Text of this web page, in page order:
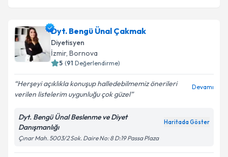
Dyt. Bengü Ünal Çakmak
Diyetisyen
İzmir, Bornova
5 (91 Değerlendirme)
Herşeyi açıklıkla konuşup halledebilmemiz önerileri
verilen listelerim uygunluğu çok güzel
Devamı
Dyt. Bengü Ünal Beslenme ve Diyet
Danışmanlığı
Haritada Göster
Çınar Mah. 5003/2 Sok. Daire No: 8 D:19 Passa Plaza